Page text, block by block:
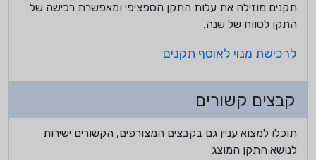
תקנים מוזילה את עלות התקן הספציפי ומאפשרת רכישה של
התקן לטווח של שנה.
לרכישת מנוי לאוסף תקנים
קבצים קשורים
תוכלו למצוא עניין גם בקבצים המצורפים, הקשורים ישירות
לנושא התקן המוצג